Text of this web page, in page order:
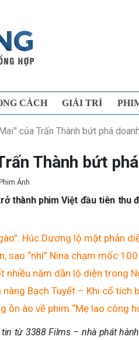
CÁCH GIẢI TRÍ
của Trấn Thành bứt phá
Thành bứt
Ảnh
thành phim Việt đầu tiên
Húc Dương lộ mặt phản
sao “nhí” Nina chạm mốc
nhiều năm dần lộ diện trong
Bạch Tuyết – Khi cổ tích
ồn ào về phim “Mẹ lao công
từ 3388 Films – nhà phát hành